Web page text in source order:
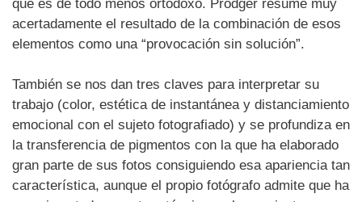
que es de todo menos ortodoxo. Prodger resume muy
acertadamente el resultado de la combinación de esos
elementos como una “provocación sin solución”.
También se nos dan tres claves para interpretar su
trabajo (color, estética de instantánea y distanciamiento
emocional con el sujeto fotografiado) y se profundiza en
la transferencia de pigmentos con la que ha elaborado
gran parte de sus fotos consiguiendo esa apariencia tan
característica, aunque el propio fotógrafo admite que ha